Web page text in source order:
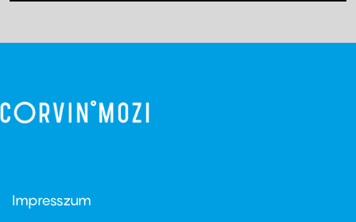
Footer
Impresszum